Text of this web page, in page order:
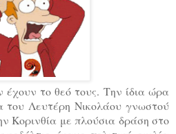
έχουν το θεό τους. Την ίδια ώρα
του Λευτέρη Νικολάου γνωστού
Κορινθία με πλούσια δράση στο